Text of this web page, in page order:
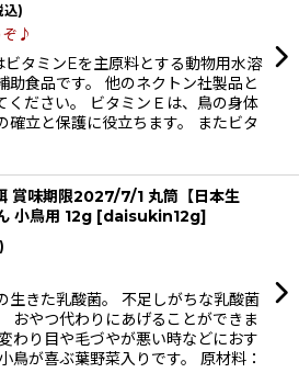
込)
ぞ♪
ビタミンEを主原料とする動物用水溶
助食品です。 他のネクトン社製品と
ください。 ビタミンＥは、鳥の身体
確立と保護に役立ちます。 またビタ
賞味期限2027/7/1 丸筒【日本生
小鳥用 12g [daisukin12g]
生きた乳酸菌。 不足しがちな乳酸菌
おやつ代わりにあげることができま
わり目や毛づやが悪い時などにおす
鳥が喜ぶ葉野菜入りです。 原材料：